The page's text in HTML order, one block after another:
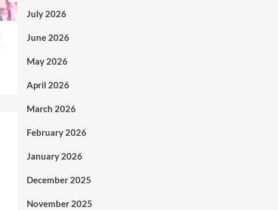
July 2026
June 2026
May 2026
April 2026
March 2026
February 2026
January 2026
December 2025
November 2025